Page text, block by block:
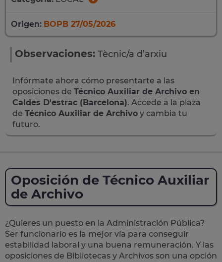
Origen: BOPB 27/05/2026
Observaciones: Tècnic/a d’arxiu
Infórmate ahora cómo presentarte a las
oposiciones de Técnico Auxiliar de Archivo en
Caldes D'estrac (Barcelona). Accede a la plaza
de Técnico Auxiliar de Archivo y cambia tu
futuro.
Oposición de Técnico Auxiliar
de Archivo
¿Quieres un puesto en la Administración Pública?
Ser funcionario es la mejor vía para conseguir
estabilidad laboral y una buena remuneración. Y las
oposiciones de Bibliotecas y Archivos son una opción